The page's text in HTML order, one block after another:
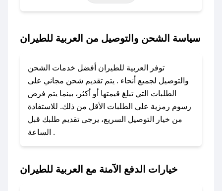
حتى عروض خاصة أخرى.
للطيران؟
كود خصم العربية للطيران. وفي حال عدم توفر
الكوبون، تواصل معنا عبر تويتر أو البريد الإلكتروني
لإضافته بسرعة.
### كيفية استخدام كود خصم العربية للطيران؟
1. انسخ كود الخصم من تطبيق صحصح.
2. الصقه في خانة الدفع عند التسوق من العربية
سياسة الشحن والتوصيل من العربية للطيران
توفر العربية للطيران أفضل خدمات الشحن
والتوصيل لجميع أنحاء . يتم تقديم شحن مجاني على
الطلبات التي تبلغ قيمتها أو أكثر، بينما يتم فرض
رسوم رمزية على الطلبات الأقل من ذلك. للاستفادة
من خيار التوصيل السريع، يرجى تقديم طلبك قبل
الساعة .
خيارات الدفع الآمنة مع العربية للطيران